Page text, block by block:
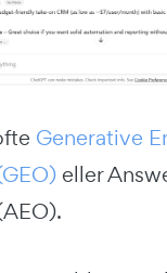
Generative
eller